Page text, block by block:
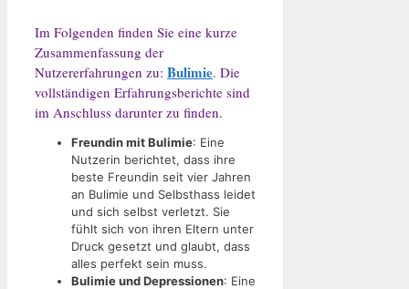
Im Folgenden finden Sie eine kurze
Zusammenfassung der
Nutzererfahrungen zu: Bulimie. Die
vollständigen Erfahrungsberichte sind
im Anschluss darunter zu finden.
Freundin mit Bulimie: Eine
Nutzerin berichtet, dass ihre
beste Freundin seit vier Jahren
an Bulimie und Selbsthass leidet
und sich selbst verletzt. Sie
fühlt sich von ihren Eltern unter
Druck gesetzt und glaubt, dass
alles perfekt sein muss.
Bulimie und Depressionen: Eine